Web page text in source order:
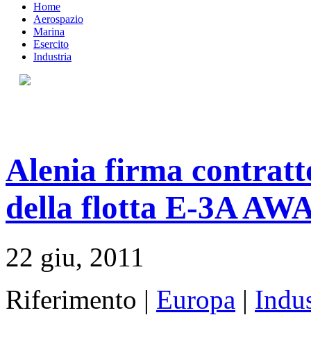
Home
Aerospazio
Marina
Esercito
Industria
Alenia firma
della flotta E-3A
22 giu, 2011
Riferimento | Europa |